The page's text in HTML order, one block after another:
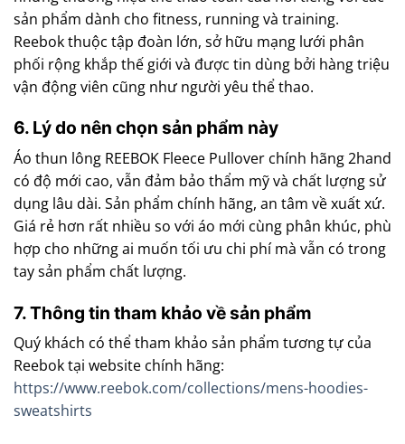
sản phẩm dành cho fitness, running và training.
Reebok thuộc tập đoàn lớn, sở hữu mạng lưới phân
phối rộng khắp thế giới và được tin dùng bởi hàng triệu
vận động viên cũng như người yêu thể thao.
6. Lý do nên chọn sản phẩm này
Áo thun lông REEBOK Fleece Pullover chính hãng 2hand
có độ mới cao, vẫn đảm bảo thẩm mỹ và chất lượng sử
dụng lâu dài. Sản phẩm chính hãng, an tâm về xuất xứ.
Giá rẻ hơn rất nhiều so với áo mới cùng phân khúc, phù
hợp cho những ai muốn tối ưu chi phí mà vẫn có trong
tay sản phẩm chất lượng.
7. Thông tin tham khảo về sản phẩm
Quý khách có thể tham khảo sản phẩm tương tự của
Reebok tại website chính hãng:
https://www.reebok.com/collections/mens-hoodies-
sweatshirts